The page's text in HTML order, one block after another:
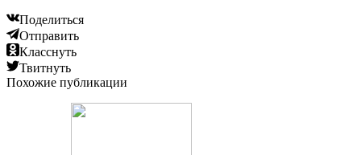
Поделиться
Отправить
Класснуть
Твитнуть
Похожие публикации